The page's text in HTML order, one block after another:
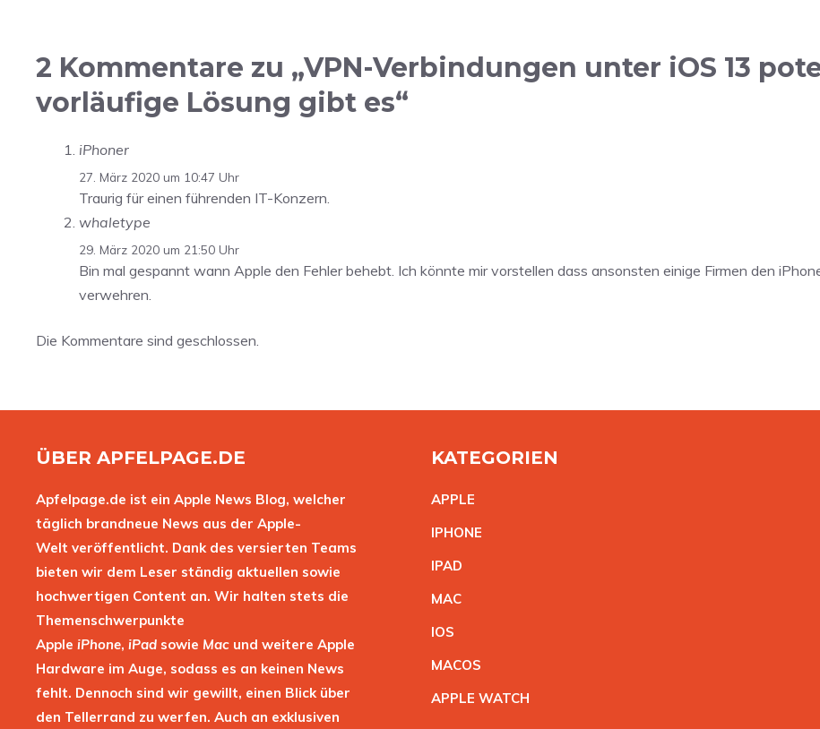
2 Kommentare zu „VPN-Verbindungen unter iOS 13
vorläufige Lösung gibt es“
iPhoner
27. März 2020 um 10:47 Uhr
Traurig für einen führenden IT-Konzern.
whaletype
29. März 2020 um 21:50 Uhr
Bin mal gespannt wann Apple den Fehler behebt. Ich könnte mir vorstellen dass ansonsten einige Firmen den
verwehren.
Die Kommentare sind geschlossen.
ÜBER APFELPAGE.DE
Apfelpage.de ist ein Apple News Blog, welcher
täglich brandneue News aus der Apple-
Welt veröffentlicht. Dank des versierten Teams
bieten wir dem Leser ständig aktuellen sowie
hochwertigen Content an. Wir halten stets die
Themenschwerpunkte
Apple iPhone, iPad sowie Mac und weitere Apple
Hardware im Auge, sodass es an keinen News
fehlt. Dennoch sind wir gewillt, einen Blick über
den Tellerrand zu werfen. Auch an exklusiven
KATEGORIEN
APPLE
IPHONE
IPAD
MAC
IOS
MACOS
APPLE WATCH